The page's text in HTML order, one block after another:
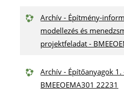
Archív - Építmény-
modellezés és
projektfeladat -
Archív - Építőanyagok 1.
BMEEOEMA301 22231